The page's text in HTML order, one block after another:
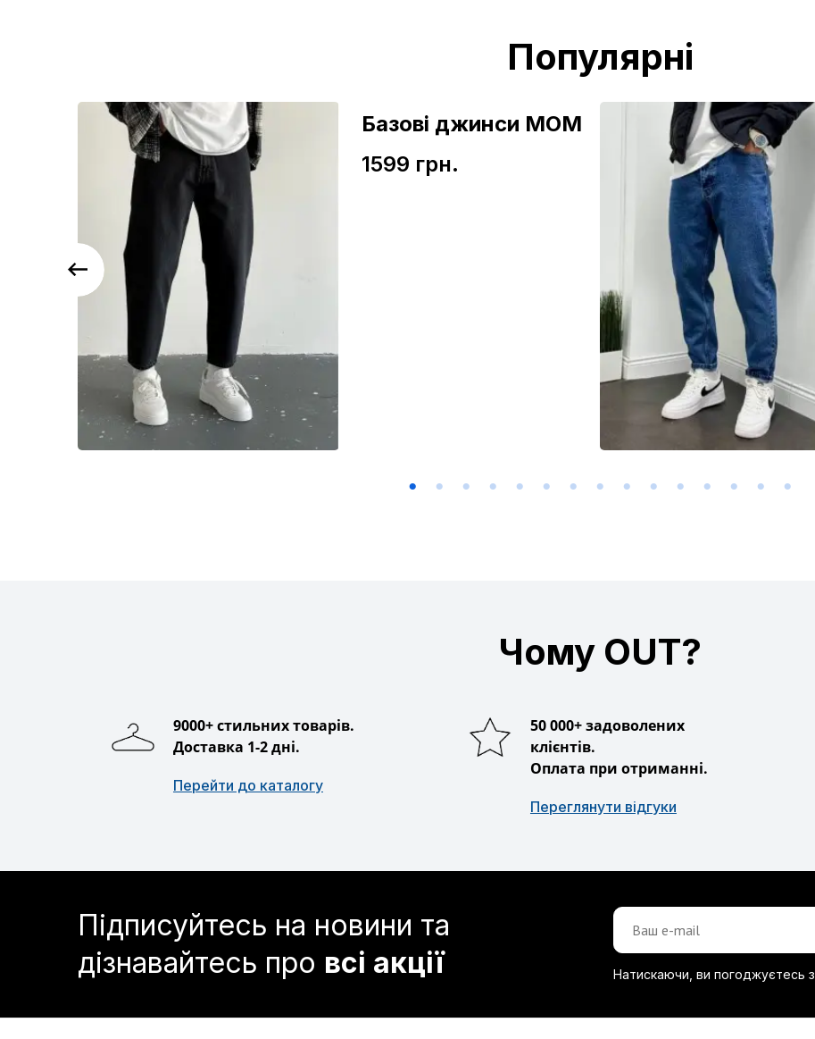
Популярні
Базові джинси МОМ
1599 грн.
Чому OUT?
9000+ стильних товарів.
Доставка 1-2 дні.
Перейти до каталогу
50 000+ задоволених
клієнтів.
Оплата при отриманні.
Переглянути відгуки
Підписуйтесь на новини та
дізнавайтесь про всі акції Натискаючи, ви погоджуєтесь з